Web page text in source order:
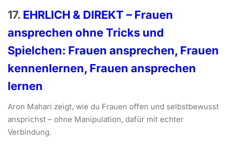
17. EHRLICH & DIREKT – Frauen
ansprechen ohne Tricks und
Spielchen: Frauen ansprechen, Frauen
kennenlernen, Frauen ansprechen
lernen
Aron Mahari zeigt, wie du Frauen offen und selbstbewusst
ansprichst – ohne Manipulation, dafür mit echter
Verbindung.